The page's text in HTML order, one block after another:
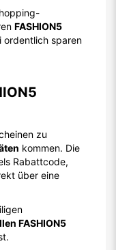
FASHION5
ordentlich sparen
zu
kommen. Die
Rabattcode,
über eine
FASHION5